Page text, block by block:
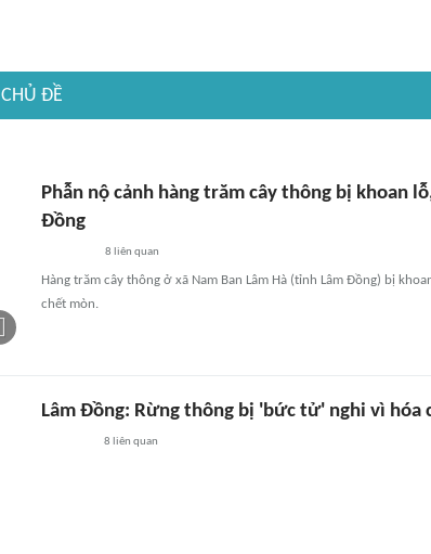
CHỦ ĐỀ
Phẫn nộ cảnh hàng trăm cây thông bị khoan
Đồng
8 liên quan
Hàng trăm cây thông ở xã Nam Ban Lâm Hà (tỉnh Lâm Đồng) bị
chết mòn.
Lâm Đồng: Rừng thông bị 'bức tử' nghi vì hóa
8 liên quan